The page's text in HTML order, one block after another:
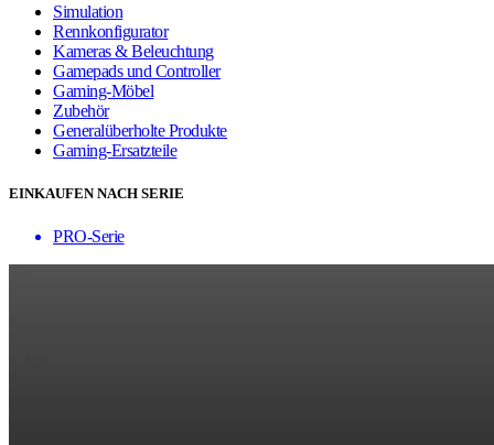
Simulation
Rennkonfigurator
Kameras & Beleuchtung
Gamepads und Controller
Gaming-Möbel
Zubehör
Generalüberholte Produkte
Gaming-Ersatzteile
EINKAUFEN NACH SERIE
PRO-Serie